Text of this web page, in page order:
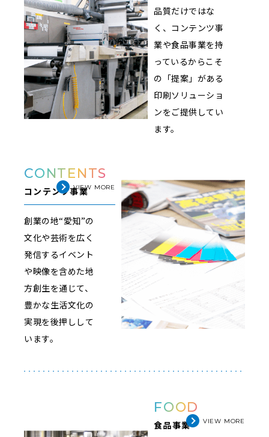
品質だけではな
く、コンテンツ事
業や食品事業を持
っているからこそ
の「提案」がある
印刷ソリューショ
ンをご提供してい
ます。
CONTENTS
コンテンツ事業
創業の地“愛知”の
文化や芸術を広く
発信するイベント
や映像を含めた地
方創生を通じて、
豊かな生活文化の
実現を後押しして
います。
VIEW MORE
FOOD
食品事業 VIEW MORE